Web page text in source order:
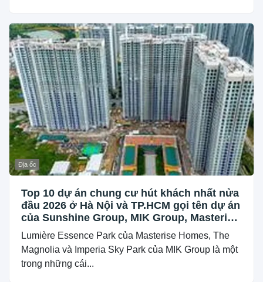
Địa ốc
Top 10 dự án chung cư hút khách nhất nửa
đầu 2026 ở Hà Nội và TP.HCM gọi tên dự án
của Sunshine Group, MIK Group, Masterise
Homes, Phú Mỹ Hưng...
Lumière Essence Park của Masterise Homes, The
Magnolia và Imperia Sky Park của MIK Group là một
trong những cái...